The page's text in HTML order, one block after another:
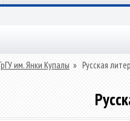
им. Янки Купалы » Русская